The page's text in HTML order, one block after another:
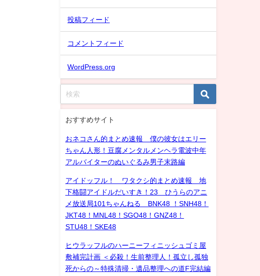
投稿フィード
コメントフィード
WordPress.org
おすすめサイト
おネコさん的まとめ速報 僕の彼女はエリー
ちゃん人形！豆腐メンタルメンヘラ電波中年
アルバイターのぬいぐるみ男子末路編
アイドッフル！ ワタクシ的まとめ速報 地
下格闘アイドルだいすき！23 ひうらのアニ
メ放送局101ちゃんねる BNK48 ！SNH48！
JKT48！MNL48！SGO48！GNZ48！
STU48！SKE48
ヒウラッフルのハーニーフィニッシュゴミ屋
敷補完計画 ＜必殺！生前整理人！孤立し孤独
死からの～特殊清掃・遺品整理への道F完結編